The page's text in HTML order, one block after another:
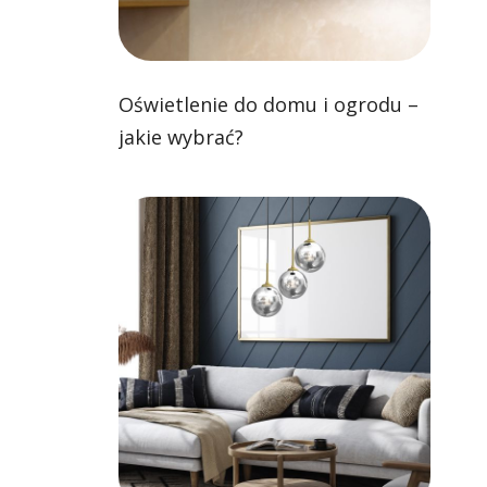
Oświetlenie do domu i ogrodu –
jakie wybrać?